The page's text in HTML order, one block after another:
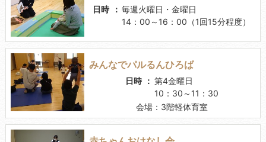
日時
毎週火曜日・金曜日
14：00～16：00（1回15分程度）
みんなでパルるんひろば
日時
第4金曜日
10：30～11：30
会場：3階軽体育室